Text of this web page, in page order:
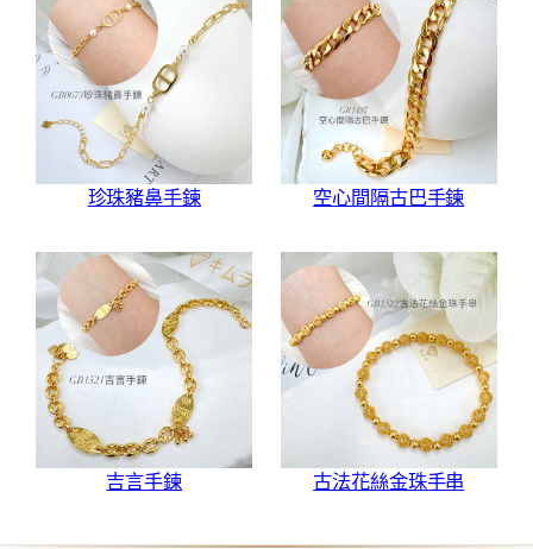
珍珠豬鼻手鍊 空心間隔古巴手鍊
吉言手鍊 古法花絲金珠手串